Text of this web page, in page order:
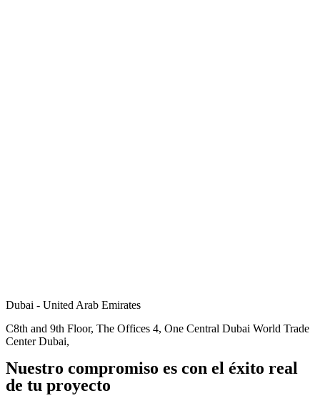
Dubai - United Arab Emirates
C8th and 9th Floor, The Offices 4, One Central Dubai World Trade
Center Dubai,
Nuestro compromiso es con el éxito real
de tu proyecto